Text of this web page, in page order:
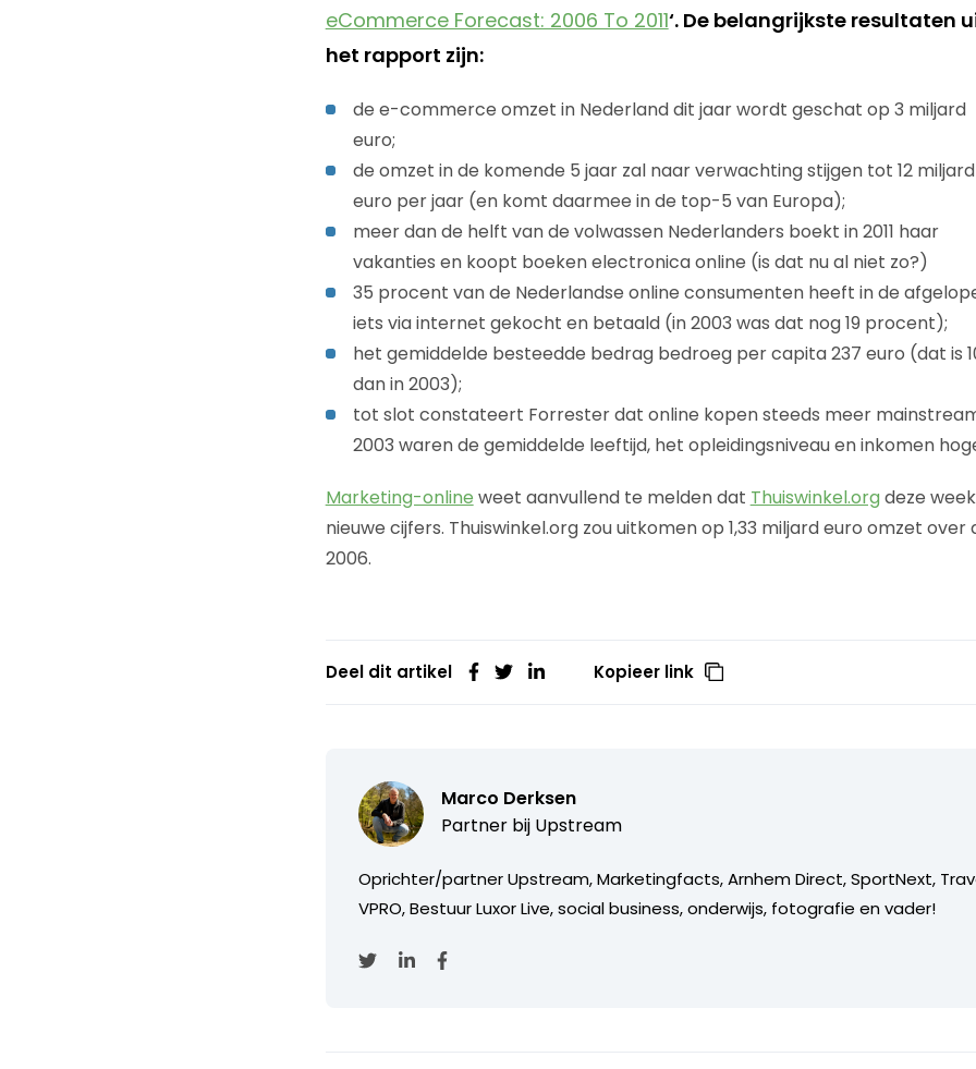
eCommerce Forecast: 2006 To 2011‘. De belangrijkste resultaten
het rapport zijn:
de e-commerce omzet in Nederland dit jaar wordt geschat op 3 miljard
euro;
de omzet in de komende 5 jaar zal naar verwachting stijgen tot 12 miljard
euro per jaar (en komt daarmee in de top-5 van Europa);
meer dan de helft van de volwassen Nederlanders boekt in 2011 haar
vakanties en koopt boeken electronica online (is dat nu al niet zo?)
35 procent van de Nederlandse online consumenten heeft in de
iets via internet gekocht en betaald (in 2003 was dat nog 19 procent);
het gemiddelde besteedde bedrag bedroeg per capita 237 euro (dat is
dan in 2003);
tot slot constateert Forrester dat online kopen steeds meer
2003 waren de gemiddelde leeftijd, het opleidingsniveau en inkomen
Marketing-online weet aanvullend te melden dat Thuiswinkel.org deze
nieuwe cijfers. Thuiswinkel.org zou uitkomen op 1,33 miljard euro omzet
2006.
Deel dit artikel Kopieer link
Marco Derksen
Partner bij Upstream
Oprichter/partner Upstream, Marketingfacts, Arnhem Direct, SportNext,
VPRO, Bestuur Luxor Live, social business, onderwijs, fotografie en vader!